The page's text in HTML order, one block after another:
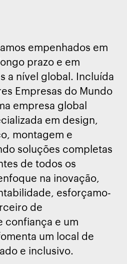
empenhados em
prazo e em
a nível global. Incluída
Empresas do Mundo
empresa global
em design,
montagem e
soluções completas
de todos os
na inovação,
esforçamo-
de
confiança e um
um local de
e inclusivo.